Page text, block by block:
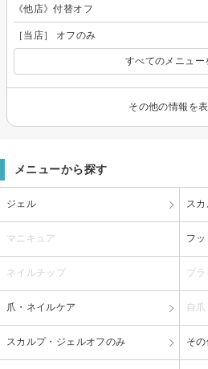
《他店》付替オフ
［当店］ オフのみ
すべてのメニュー
その他の情報を
メニューから探す
ジェル ス
マニキュア フ
ネイルチップ ブ
爪・ネイルケア 自
スカルプ・ジェルオフのみ そ